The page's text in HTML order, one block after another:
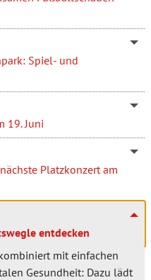
Spiel- und
19. Juni
Platzkonzert am
entdecken
mit einfachen
Gesundheit: Dazu lädt